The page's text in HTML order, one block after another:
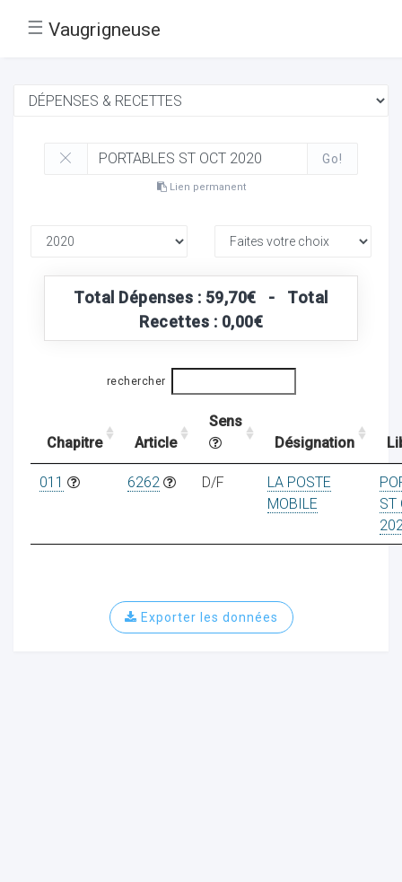
☰ Vaugrigneuse
Go!
Lien permanent
Total Dépenses : 59,70€ - Total
Recettes : 0,00€
rechercher
Chapitre Article
Sens
Désignation
011 6262 D/F
LA POSTE
MOBILE
ST
Exporter les données